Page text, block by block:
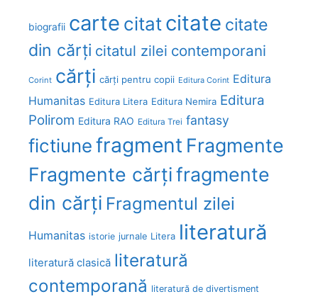
biografii carte citatcitate citate
din cărți citatul zilei contemporani
Corint cărți cărți pentru copii Editura Corint Editura
Humanitas Editura Litera Editura Nemira Editura
Polirom Editura RAO Editura Trei fantasy
fictiunefragment Fragmente
Fragmente cărțifragmente
din cărți Fragmentul zilei
Humanitas istorie jurnale Litera literatură
literatură clasică literatură
contemporană literatură de divertisment